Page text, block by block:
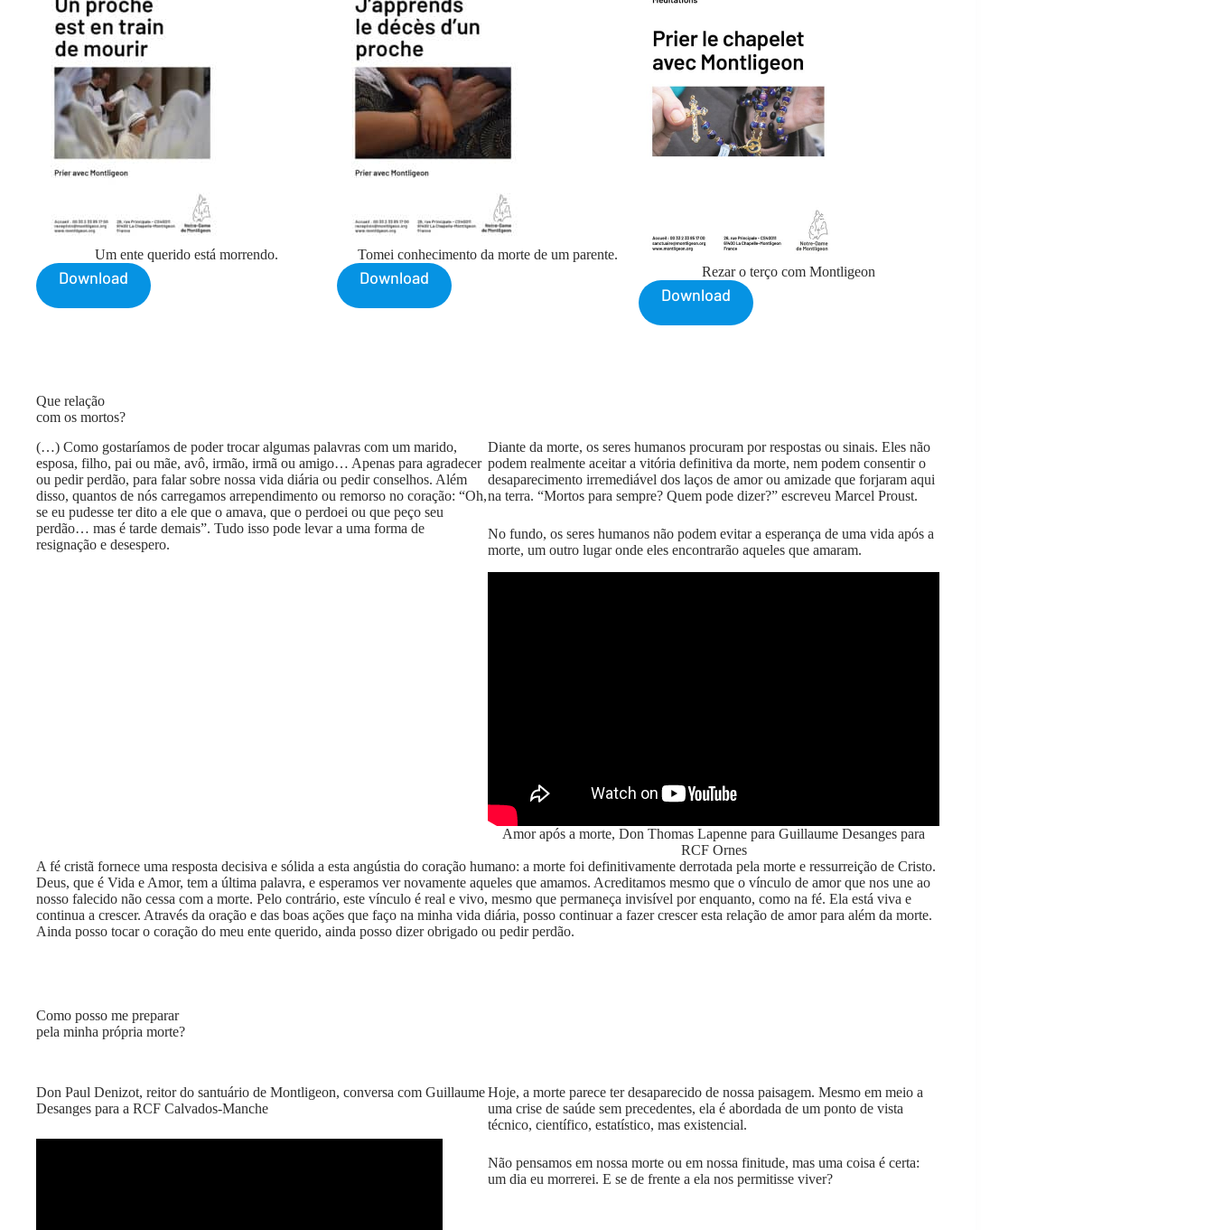
Um ente querido está morrendo.
Download
Tomei conhecimento da morte de um parente.
Download Rezar o terço com Montligeon
Download
Que relação
com os mortos?
(…) Como gostaríamos de poder trocar algumas palavras com um marido,
esposa, filho, pai ou mãe, avô, irmão, irmã ou amigo… Apenas para agradecer
ou pedir perdão, para falar sobre nossa vida diária ou pedir conselhos. Além
disso, quantos de nós carregamos arrependimento ou remorso no coração: “Oh,
se eu pudesse ter dito a ele que o amava, que o perdoei ou que peço seu
perdão… mas é tarde demais”. Tudo isso pode levar a uma forma de
resignação e desespero.
Diante da morte, os seres humanos procuram por respostas ou sinais. Eles não
podem realmente aceitar a vitória definitiva da morte, nem podem consentir o
desaparecimento irremediável dos laços de amor ou amizade que forjaram aqui
na terra. “Mortos para sempre? Quem pode dizer?” escreveu Marcel Proust.
No fundo, os seres humanos não podem evitar a esperança de uma vida após a
morte, um outro lugar onde eles encontrarão aqueles que amaram.
Amor após a morte, Don Thomas Lapenne para Guillaume Desanges para
RCF Ornes
A fé cristã fornece uma resposta decisiva e sólida a esta angústia do coração humano: a morte foi definitivamente derrotada pela morte e ressurreição de Cristo.
Deus, que é Vida e Amor, tem a última palavra, e esperamos ver novamente aqueles que amamos. Acreditamos mesmo que o vínculo de amor que nos une ao
nosso falecido não cessa com a morte. Pelo contrário, este vínculo é real e vivo, mesmo que permaneça invisível por enquanto, como na fé. Ela está viva e
continua a crescer. Através da oração e das boas ações que faço na minha vida diária, posso continuar a fazer crescer esta relação de amor para além da morte.
Ainda posso tocar o coração do meu ente querido, ainda posso dizer obrigado ou pedir perdão.
Como posso me preparar
pela minha própria morte?
Don Paul Denizot, reitor do santuário de Montligeon, conversa com Guillaume
Desanges para a RCF Calvados-Manche
Hoje, a morte parece ter desaparecido de nossa paisagem. Mesmo em meio a
uma crise de saúde sem precedentes, ela é abordada de um ponto de vista
técnico, científico, estatístico, mas existencial.
Não pensamos em nossa morte ou em nossa finitude, mas uma coisa é certa:
um dia eu morrerei. E se de frente a ela nos permitisse viver?